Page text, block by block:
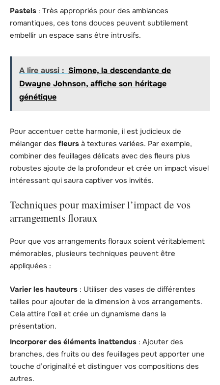
Pastels : Très appropriés pour des ambiances
romantiques, ces tons douces peuvent subtilement
embellir un espace sans être intrusifs.
A lire aussi : Simone, la descendante de
Dwayne Johnson, affiche son héritage
génétique
Pour accentuer cette harmonie, il est judicieux de
mélanger des fleurs à textures variées. Par exemple,
combiner des feuillages délicats avec des fleurs plus
robustes ajoute de la profondeur et crée un impact visuel
intéressant qui saura captiver vos invités.
Techniques pour maximiser l’impact de vos
arrangements floraux
Pour que vos arrangements floraux soient véritablement
mémorables, plusieurs techniques peuvent être
appliquées :
Varier les hauteurs : Utiliser des vases de différentes
tailles pour ajouter de la dimension à vos arrangements.
Cela attire l’œil et crée un dynamisme dans la
présentation.
Incorporer des éléments inattendus : Ajouter des
branches, des fruits ou des feuillages peut apporter une
touche d’originalité et distinguer vos compositions des
autres.